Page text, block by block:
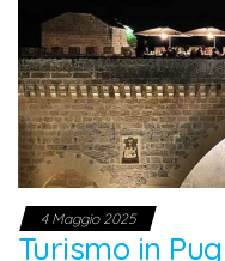
4 Maggio 2025
Turismo in